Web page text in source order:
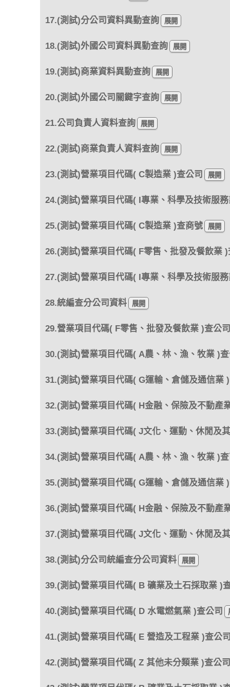
17.(測試)分公司資料異動查詢
18.(測試)外國公司資料異動查詢
19.(測試)商業資料異動查詢
20.(測試)外國公司關鍵字查詢
21.公司負責人資料查詢
22.(測試)商業負責人資料查詢
23.(測試)營業項目代碼( C製造業 )查公司
24.(測試)營業項目代碼( I專業、科學及技術服
25.(測試)營業項目代碼( C製造業 )查商號
26.(測試)營業項目代碼( F零售、批發及餐飲業 )
27.(測試)營業項目代碼( I專業、科學及技術服
28.統編查分公司資料
29.營業項目代碼( F零售、批發及餐飲業 )查公司
30.(測試)營業項目代碼( A農、林、漁、牧業 )
31.(測試)營業項目代碼( G運輸、倉儲及通信業
32.(測試)營業項目代碼( H金融、保險及不動產
33.(測試)營業項目代碼( J文化、運動、休閒及
34.(測試)營業項目代碼( A農、林、漁、牧業 )
35.(測試)營業項目代碼( G運輸、倉儲及通信業
36.(測試)營業項目代碼( H金融、保險及不動產
37.(測試)營業項目代碼( J文化、運動、休閒及
38.(測試)分公司統編查分公司資料
39.(測試)營業項目代碼( B 礦業及土石採取業 )
40.(測試)營業項目代碼( D 水電燃氣業 )查公司
41.(測試)營業項目代碼( E 營造及工程業 )查公
42.(測試)營業項目代碼( Z 其他未分類業 )查公司